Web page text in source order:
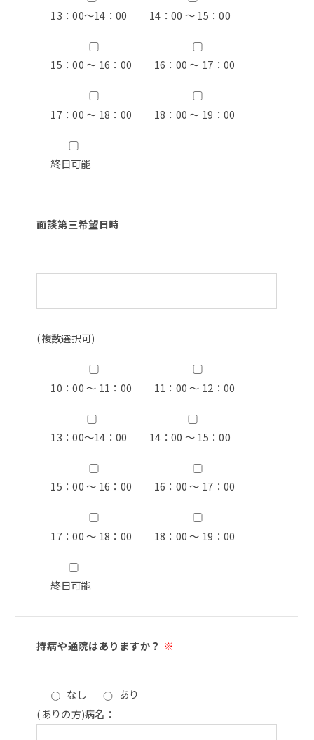
13：00〜14：00 14：00 ～ 15：00
15：00 ～ 16：00 16：00 ～ 17：00
17：00 ～ 18：00 18：00 ～ 19：00
終日可能
面談第三希望日時
(複数選択可)
10：00 ～ 11：00 11：00 ～ 12：00
13：00〜14：00 14：00 ～ 15：00
15：00 ～ 16：00 16：00 ～ 17：00
17：00 ～ 18：00 18：00 ～ 19：00
終日可能
持病や通院はありますか？ ※
なし
あり
(ありの方)病名：